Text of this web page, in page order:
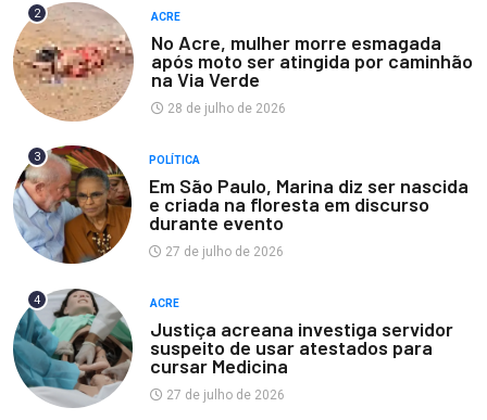
2 ACRE
No Acre, mulher morre esmagada
após moto ser atingida por caminhão
na Via Verde
28 de julho de 2026
3 POLÍTICA
Em São Paulo, Marina diz ser nascida
e criada na floresta em discurso
durante evento
27 de julho de 2026
4 ACRE
Justiça acreana investiga servidor
suspeito de usar atestados para
cursar Medicina
27 de julho de 2026